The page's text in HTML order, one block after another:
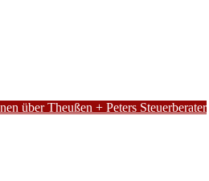
über Theußen + Peters Steuerberater